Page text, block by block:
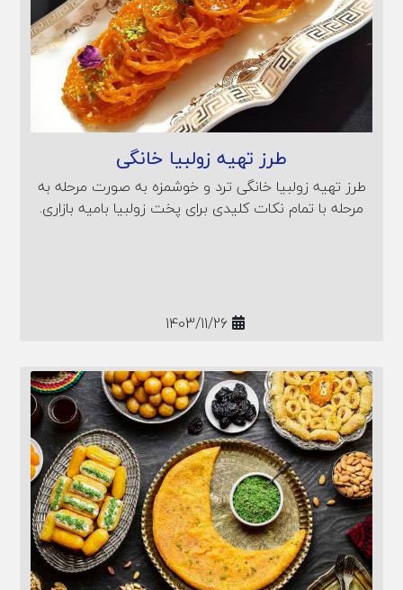
طرز تهیه زولبیا خانگی
طرز تهیه زولبیا خانگی ترد و خوشمزه به صورت مرحله به
مرحله با تمام نکات کلیدی برای پخت زولبیا بامیه بازاری.
1403/11/26